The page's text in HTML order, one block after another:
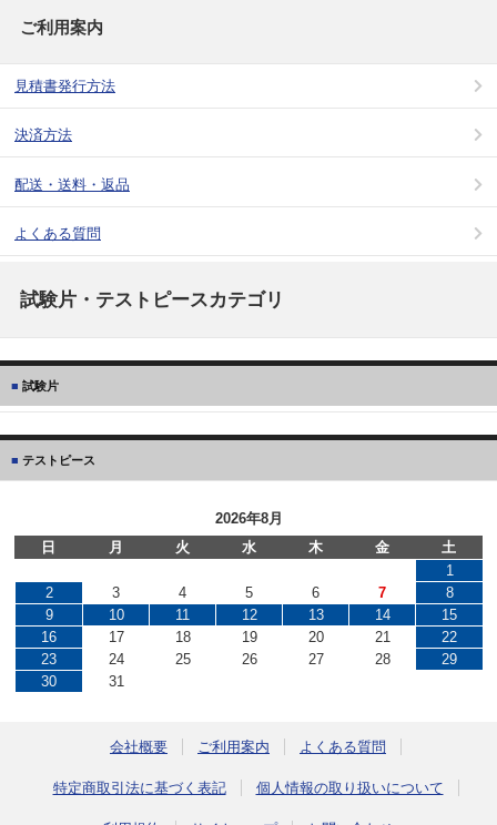
ご利用案内
見積書発行方法
決済方法
配送・送料・返品
よくある質問
試験片・テストピースカテゴリ
試験片
テストピース
2026年8月
日
月 火 水 木 金
土
1
2
3 4 5 6 7
8
9
10 11 12 13 14
15
16
17 18 19 20 21
22
23
24 25 26 27 28
29
30
31
会社概要 ご利用案内 よくある質問
特定商取引法に基づく表記 個人情報の取り扱いについて